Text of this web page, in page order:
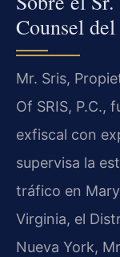
Counsel
Mr. Sris,
Of SRIS, P.C.,
exfiscal con
supervisa la
tráfico en
Virginia, el
Nueva York,